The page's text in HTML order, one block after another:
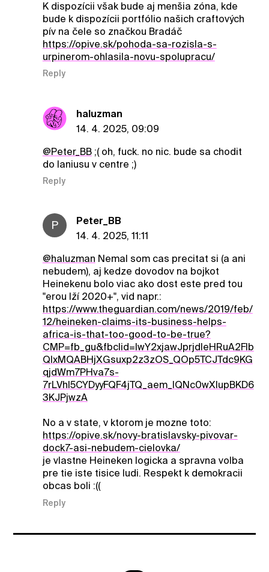
K dispozícii však bude aj menšia zóna, kde
bude k dispozícii portfólio našich craftových
pív na čele so značkou Bradáč
https://opive.sk/pohoda-sa-rozisla-s-
urpinerom-ohlasila-novu-spolupracu/
Reply
haluzman
14. 4. 2025, 09:09
@Peter_BB;( oh, fuck. no nic. bude sa chodit
do laniusu v centre ;)
Reply
P
Peter_BB
14. 4. 2025, 11:11
@haluzman Nemal som cas precitat si (a ani
nebudem), aj kedze dovodov na bojkot
Heinekenu bolo viac ako dost este pred tou
"erou lží 2020+", vid napr.:
https://www.theguardian.com/news/2019/feb/
12/heineken-claims-its-business-helps-
africa-is-that-too-good-to-be-true?
CMP=fb_gu&fbclid=IwY2xjawJprjdleHRuA2Flb
QIxMQABHjXGsuxp2z3zOS_QOp5TCJTdc9KG
qjdWm7PHva7s-
7rLVhl5CYDyyFQF4jTQ_aem_IQNc0wXIupBKD6
3KJPjwzA
No a v state, v ktorom je mozne toto:
https://opive.sk/novy-bratislavsky-pivovar-
dock7-asi-nebudem-cielovka/
je vlastne Heineken logicka a spravna volba
pre tie iste tisice ludi. Respekt k demokracii
obcas boli :((
Reply